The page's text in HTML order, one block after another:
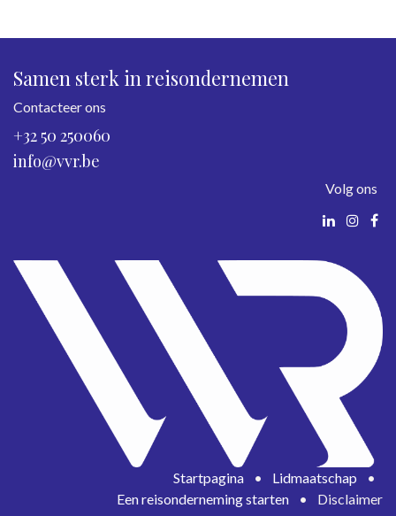
Samen sterk in reisondernemen
Contacteer ons
+32 50 250060
info@vvr.be
Volg ons
Startpagina • Lidmaatschap
•
Een reisonderneming starten
• Disclaimer